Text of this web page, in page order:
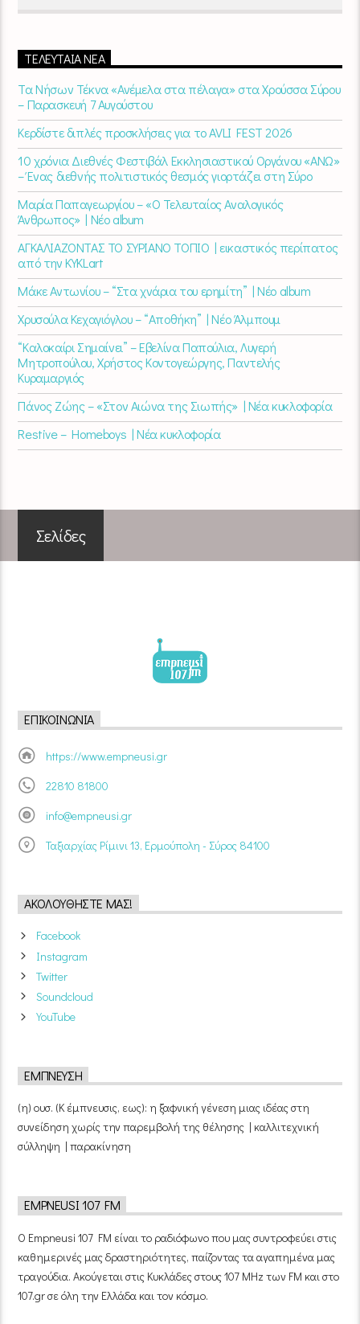
ΤΕΛΕΥΤΑΊΑ ΝΈΑ
Τα Νήσων Τέκνα «Ανέμελα στα πέλαγα» στα Χρούσσα Σύρου
– Παρασκευή 7 Αυγούστου
Κερδίστε διπλές προσκλήσεις για το AVLI FEST 2026
10 χρόνια Διεθνές Φεστιβάλ Εκκλησιαστικού Οργάνου «ΑΝΩ»
– Ένας διεθνής πολιτιστικός θεσμός γιορτάζει στη Σύρο​
Μαρία Παπαγεωργίου – «Ο Τελευταίος Αναλογικός
Άνθρωπος» | Νέο album
ΑΓΚΑΛΙΑΖΟΝΤΑΣ ΤΟ ΣΥΡΙΑΝΟ ΤΟΠΙΟ | εικαστικός περίπατος
από την KYKLart
Μάκε Αντωνίου – “Στα χνάρια του ερημίτη” | Νέο album
Χρυσούλα Κεχαγιόγλου – “Αποθήκη” | Νέο Άλμπουμ
“Καλοκαίρι Σημαίνει” – Εβελίνα Παπούλια, Λυγερή
Μητροπούλου, Χρήστος Κοντογεώργης, Παντελής
Κυραμαργιός
Πάνος Ζώης – «Στον Αιώνα της Σιωπής» | Νέα κυκλοφορία
Restive – Homeboys | Νέα κυκλοφορία
Σελίδες
ΕΠΙΚΟΙΝΩΝΊΑ
https://www.empneusi.gr
22810 81800
info@empneusi.gr
Ταξιαρχίας Ρίμινι 13, Ερμούπολη - Σύρος 84100
ΑΚΟΛΟΥΘΉΣΤΕ ΜΑΣ!
Facebook
Instagram
Twitter
Soundcloud
YouTube
ΈΜΠΝΕΥΣΗ
(η) ουσ. (Κ έμπνευσις, εως): η ξαφνική γένεση μιας ιδέας στη
συνείδηση χωρίς την παρεμβολή της θέλησης | καλλιτεχνική
σύλληψη | παρακίνηση
EMPNEUSI 107 FM
Ο Empneusi 107 FM είναι το ραδιόφωνο που μας συντροφεύει στις
καθημερινές μας δραστηριότητες, παίζοντας τα αγαπημένα μας
τραγούδια. Ακούγεται στις Κυκλάδες στους 107 MHz των FM και στο
107.gr σε όλη την Ελλάδα και τον κόσμο.